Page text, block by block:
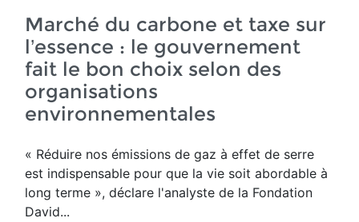
Marché du carbone et taxe sur
l’essence : le gouvernement
fait le bon choix selon des
organisations
environnementales
« Réduire nos émissions de gaz à effet de serre
est indispensable pour que la vie soit abordable à
long terme », déclare l'analyste de la Fondation
David...